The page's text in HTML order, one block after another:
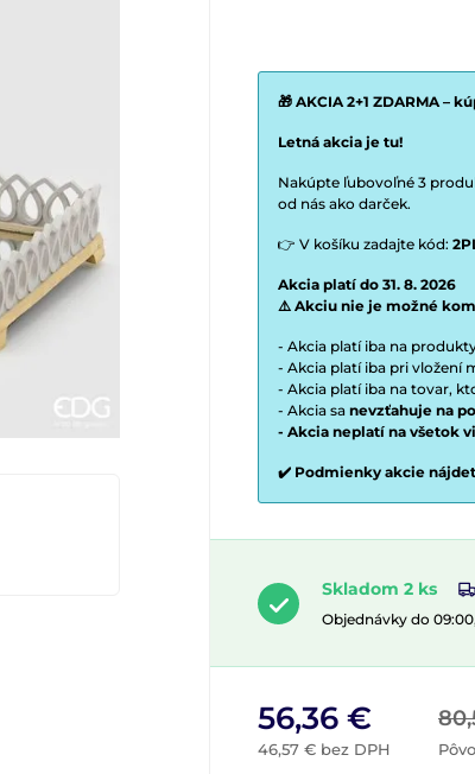
🎁 AKCIA 2+1 ZDARMA –
Letná akcia je tu!
Nakúpte ľubovoľné 3
od nás ako darček.
👉 V košíku zadajte kód:
Akcia platí do 31. 8. 2026
⚠️ Akciu nie je možné
- Akcia platí iba na
- Akcia platí iba pri vložení
- Akcia platí iba na tovar,
- Akcia sa nevzťahuje na
- Akcia neplatí na všetok
✔️ Podmienky akcie
Skladom 2 ks
Objednávky do
56,36 €
46,57 € bez DPH